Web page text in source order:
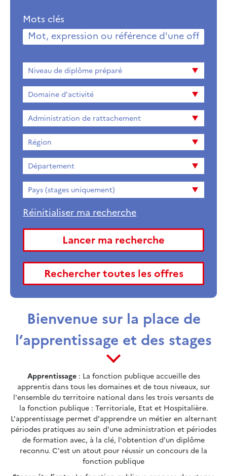
Mots clés
Niveau
de
diplome
préparé
Niveau de diplôme préparé
Domaine d'activité
Administration de rattachement
Région
Département
Pays (stages uniquement)
Bienvenue sur la place de
l’apprentissage et des stages
Apprentissage : La fonction publique accueille des
apprentis dans tous les domaines et de tous niveaux, sur
l'ensemble du territoire national dans les trois versants de
la fonction publique : Territoriale, Etat et Hospitalière.
L'apprentissage permet d'apprendre un métier en alternant
périodes pratiques au sein d'une administration et périodes
de formation avec, à la clé, l'obtention d'un diplôme
reconnu. C'est un atout pour réussir un concours de la
fonction publique